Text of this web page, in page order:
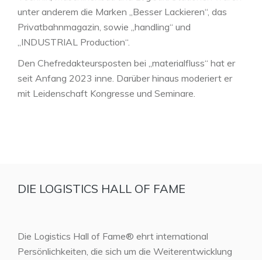
unter anderem die Marken „Besser Lackieren“, das
Privatbahnmagazin, sowie „handling“ und
„INDUSTRIAL Production“.
Den Chefredakteursposten bei „materialfluss“ hat er
seit Anfang 2023 inne. Darüber hinaus moderiert er
mit Leidenschaft Kongresse und Seminare.
DIE LOGISTICS HALL OF FAME
Die Logistics Hall of Fame® ehrt international
Persönlichkeiten, die sich um die Weiterentwicklung